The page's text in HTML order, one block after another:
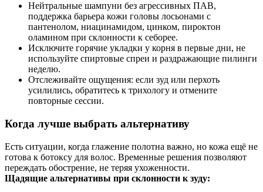
Нейтральные шампуни без агрессивных ПАВ,
поддержка барьера кожи головы лосьонами с
пантенолом, ниацинамидом, цинком, пироктон
оламином при склонности к себорее.
Исключите горячие укладки у корня в первые дни, не
используйте спиртовые спреи и раздражающие пилинги
неделю.
Отслеживайте ощущения: если зуд или перхоть
усилились, обратитесь к трихологу и отмените
повторные сессии.
Когда лучше выбрать альтернативу
Есть ситуации, когда глажение полотна важно, но кожа ещё не
готова к ботоксу для волос. Временные решения позволяют
переждать обострение, не теряя ухоженности.
Щадящие альтернативы при склонности к зуду: